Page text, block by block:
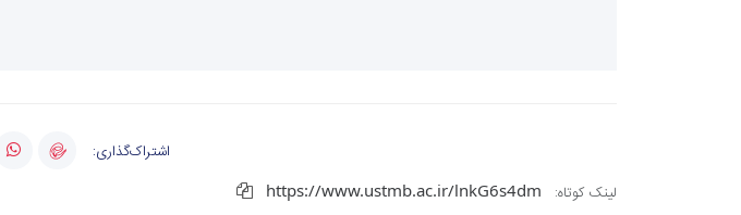
اشتراک‌گذاری:
لینک کوتاه:
https://www.ustmb.ac.ir/lnkG6s4dm